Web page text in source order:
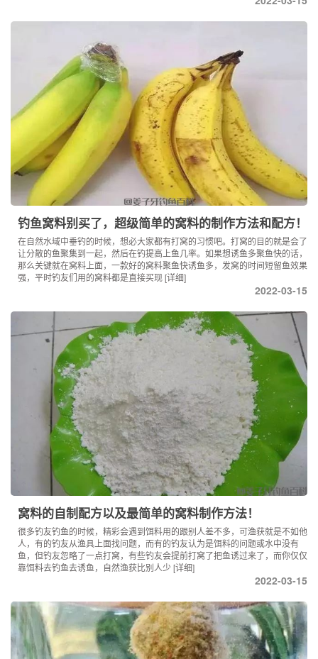
钓鱼窝料别买了，超级简单的窝料的制作方法和配方！
在自然水域中垂钓的时候，想必大家都有打窝的习惯吧。打窝的目的就是会了
让分散的鱼聚集到一起，然后在钓提高上鱼几率。如果想诱鱼多聚鱼快的话，
那么关键就在窝料上面，一款好的窝料聚鱼快诱鱼多，发窝的时间短留鱼效果
强，平时钓友们用的窝料都是直接买现[详细]
2022-03-15
窝料的自制配方以及最简单的窝料制作方法！
很多钓友钓鱼的时候，精彩会遇到饵料用的跟别人差不多，可渔获就是不如他
人，有的钓友从渔具上面找问题，而有的钓友认为是饵料的问题或水中没有
鱼，但钓友忽略了一点打窝，有些钓友会提前打窝了把鱼诱过来了，而你仅仅
靠饵料去钓鱼去诱鱼，自然渔获比别人少[详细]
2022-03-15